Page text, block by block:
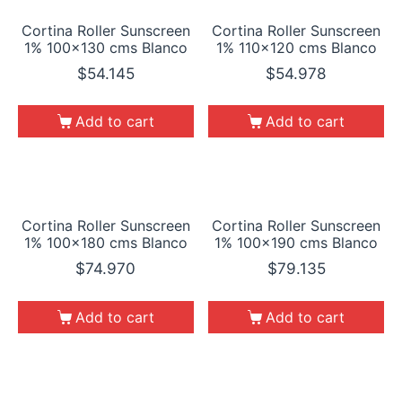
Cortina Roller Sunscreen
1% 100×130 cms Blanco
$54.145
Add to cart
Cortina Roller Sunscreen
1% 110×120 cms Blanco
$54.978
Add to cart
Cortina Roller Sunscreen
1% 100×180 cms Blanco
$74.970
Add to cart
Cortina Roller Sunscreen
1% 100×190 cms Blanco
$79.135
Add to cart